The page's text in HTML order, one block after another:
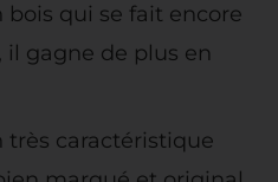
qui se fait encore
il gagne de plus en
très caractéristique